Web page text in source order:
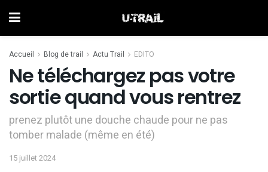
Accueil Blog de trail Actu Trail EDITO
Ne téléchargez pas votre
sortie quand vous rentrez
prenez plutôt une douche chaude pour ne pas
tomber malade (même en été)
15 juillet 2024